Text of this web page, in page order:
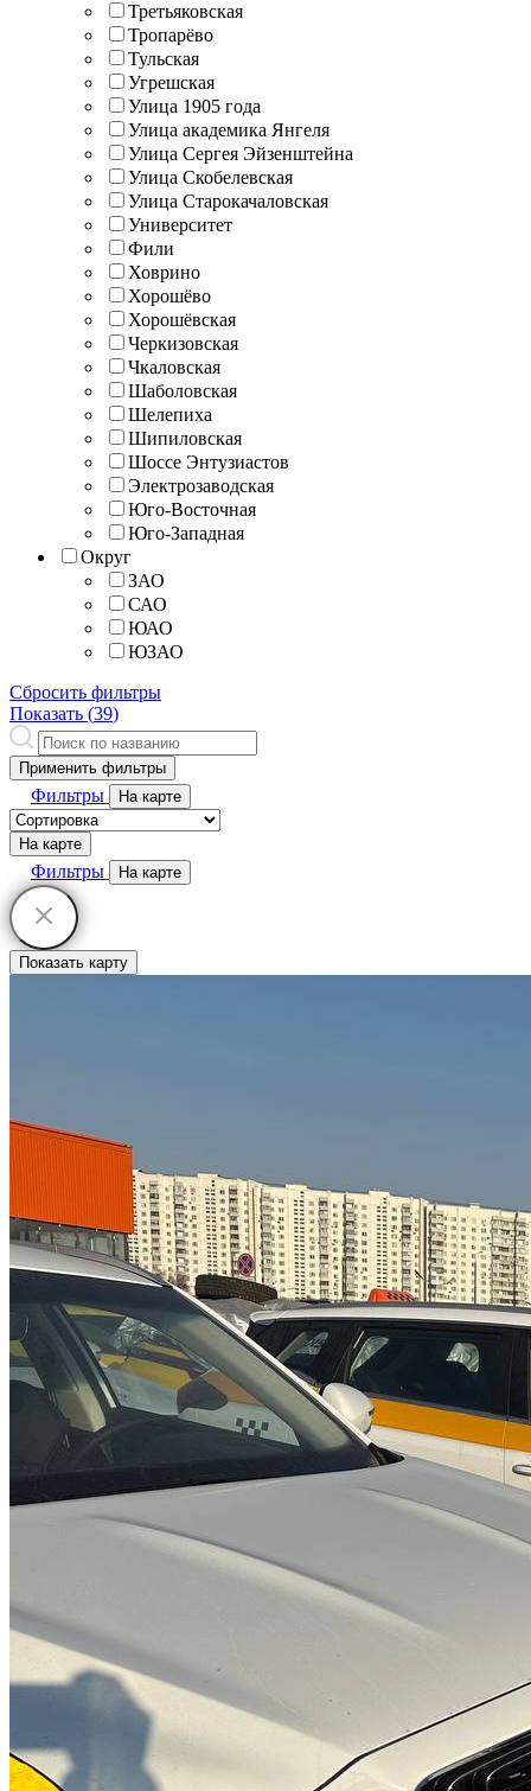
Третьяковская
Тропарёво
Тульская
Угрешская
Улица 1905 года
Улица академика Янгеля
Улица Сергея Эйзенштейна
Улица Скобелевская
Улица Старокачаловская
Университет
Фили
Ховрино
Хорошёво
Хорошёвская
Черкизовская
Чкаловская
Шаболовская
Шелепиха
Шипиловская
Шоссе Энтузиастов
Электрозаводская
Юго-Восточная
Юго-Западная
Округ
ЗАО
САО
ЮАО
ЮЗАО
Сбросить фильтры
Показать (39)
Применить фильтры
Фильтры На карте
На карте
Фильтры На карте
Показать карту